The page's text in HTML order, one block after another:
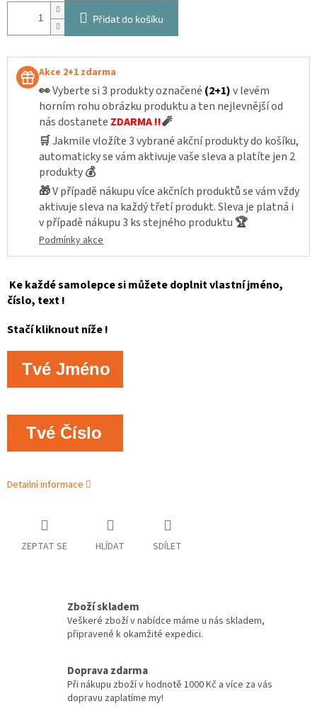
Přidat do košíku
Akce 2+1 zdarma
👀Vyberte si 3 produkty označené (2+1)v levém
horním rohu obrázku produktu a ten nejlevnější od
nás dostanete ZDARMA !!🧨
🛒Jakmile vložíte 3 vybrané akční produkty do košíku,
automaticky se vám aktivuje vaše sleva a platíte jen 2
produkty💰
🎁V případě nákupu více akčních produktů se vám vždy
aktivuje sleva na každý třetí produkt. Sleva je platná i
v případě nákupu 3 ks stejného produktu 🏆
Podmínky akce
Ke každé samolepce si můžete doplnit vlastní jméno,
číslo, text !
Stačí kliknout níže !
Tvé Jméno
Tvé Číslo
Detailní informace
ZEPTAT SE HLÍDAT SDÍLET
Zboží skladem
Veškeré zboží v nabídce máme u nás skladem,
připravené k okamžité expedici.
Doprava zdarma
Při nákupu zboží v hodnotě 1000 Kč a více za vás
dopravu zaplatíme my!